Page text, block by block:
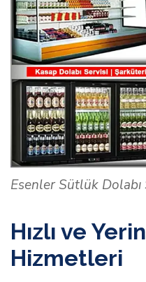
Esenler Sütlük Dolabı
Hızlı ve
Hizmetleri